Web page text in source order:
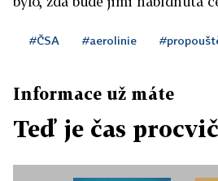
#ČSA #aerolinie
Informace už máte
Teď je čas